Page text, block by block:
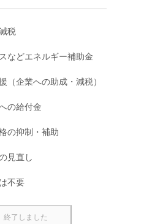
税
などエネルギー補助金
（企業への助成・減税）
の給付金
の抑制・補助
見直し
不要